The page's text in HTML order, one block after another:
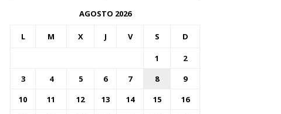
AGOSTO 2026
L M X J V S D
1
2
3
4 5 6 7 8
9
10
11 12 13 14 15
16